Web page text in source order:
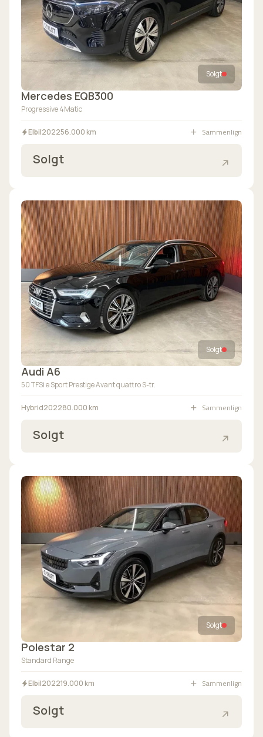
Solgt
Mercedes EQB300
Progressive 4Matic
Elbil202256.000 km Sammenlign
Solgt
Solgt
Audi A6
50 TFSi e Sport Prestige Avant quattro S-tr.
Hybrid202280.000 km Sammenlign
Solgt
Solgt
Polestar 2
Standard Range
Elbil202219.000 km Sammenlign
Solgt